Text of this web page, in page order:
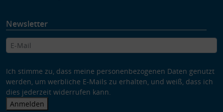
Newsletter
Ich stimme zu, dass meine personenbezogenen Daten genutzt
werden, um werbliche E-Mails zu erhalten, und weiß, dass ich
dies jederzeit widerrufen kann.
Anmelden